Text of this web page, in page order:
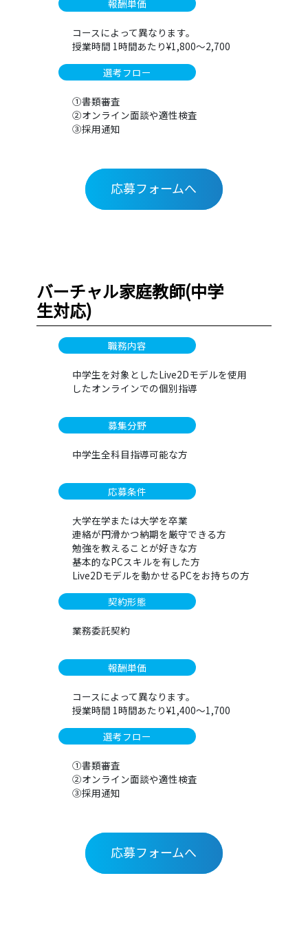
報酬単価
コースによって異なります。
授業時間 1時間あたり¥1,800〜2,700
選考フロー
①書類審査
②オンライン面談や適性検査
③採用通知
応募フォームへ
バーチャル家庭教師(中学
生対応)
職務内容
中学生を対象としたLive2Dモデルを使用
したオンラインでの個別指導
募集分野
中学生全科目指導可能な方
応募条件
大学在学または大学を卒業
連絡が円滑かつ納期を厳守できる方
勉強を教えることが好きな方
基本的なPCスキルを有した方
Live2Dモデルを動かせるPCをお持ちの方
契約形態
業務委託契約
報酬単価
コースによって異なります。
授業時間 1時間あたり¥1,400〜1,700
選考フロー
①書類審査
②オンライン面談や適性検査
③採用通知
応募フォームへ